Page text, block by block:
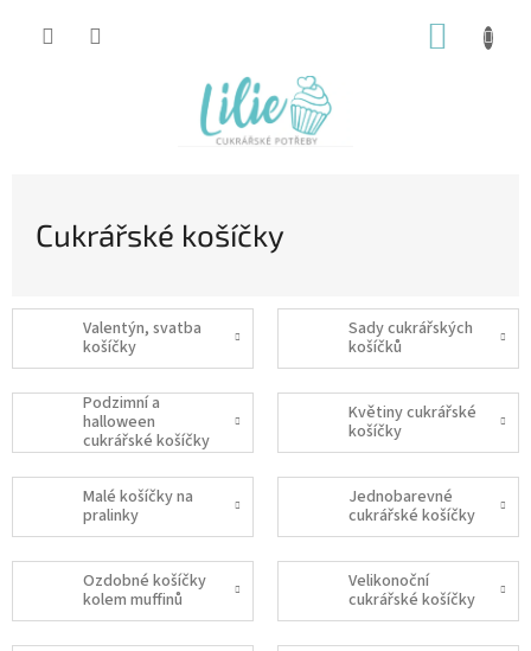
Cukrářské košíčky
Valentýn, svatba
košíčky
Sady cukrářských
košíčků
Podzimní a
halloween
cukrářské košíčky
Květiny cukrářské
košíčky
Malé košíčky na
pralinky
Jednobarevné
cukrářské košíčky
Ozdobné košíčky
kolem muffinů
Velikonoční
cukrářské košíčky